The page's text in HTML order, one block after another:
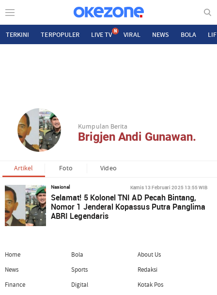
TERKINI TERPOPULER LIVE TV N VIRAL NEWS BOLA
Kumpulan Berita
Brigjen Andi Gunawan.
Artikel Foto Video
Nasional Kamis 13 Februari 2025 13:55 WIB
Selamat! 5 Kolonel TNI AD Pecah Bintang,
Nomor 1 Jenderal Kopassus Putra Panglima
ABRI Legendaris
Home
News
Finance
Bola
Sports
Digital
About Us
Redaksi
Kotak Pos